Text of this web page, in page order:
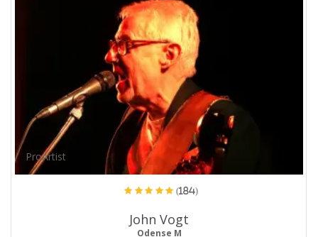
ProArtist
(184)
John Vogt
Odense M